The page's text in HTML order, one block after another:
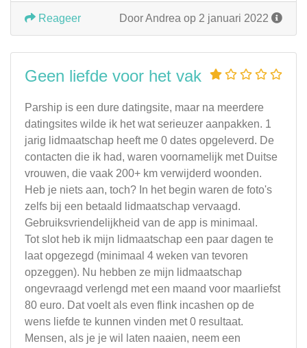
Door Andrea op 2 januari 2022
Reageer
Geen liefde voor het vak
Parship is een dure datingsite, maar na meerdere
datingsites wilde ik het wat serieuzer aanpakken. 1
jarig lidmaatschap heeft me 0 dates opgeleverd. De
contacten die ik had, waren voornamelijk met Duitse
vrouwen, die vaak 200+ km verwijderd woonden.
Heb je niets aan, toch? In het begin waren de foto's
zelfs bij een betaald lidmaatschap vervaagd.
Gebruiksvriendelijkheid van de app is minimaal.
Tot slot heb ik mijn lidmaatschap een paar dagen te
laat opgezegd (minimaal 4 weken van tevoren
opzeggen). Nu hebben ze mijn lidmaatschap
ongevraagd verlengd met een maand voor maarliefst
80 euro. Dat voelt als even flink incashen op de
wens liefde te kunnen vinden met 0 resultaat.
Mensen, als je je wil laten naaien, neem een